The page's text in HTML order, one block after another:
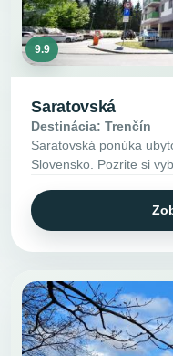
9.9
Saratovská
Destinácia: Trenčín
Saratovská ponúka
Slovensko. Pozrite si